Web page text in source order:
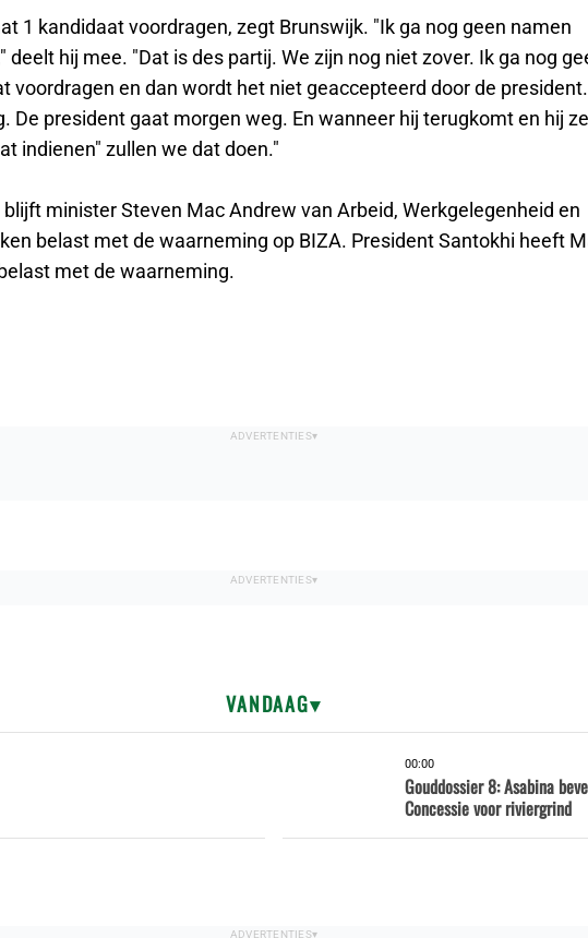
1 kandidaat voordragen, zegt Brunswijk. "Ik ga nog geen namen
deelt hij mee. "Dat is des partij. We zijn nog niet zover. Ik ga nog
voordragen en dan wordt het niet geaccepteerd door de
De president gaat morgen weg. En wanneer hij terugkomt en hij
indienen" zullen we dat doen."
minister Steven Mac Andrew van Arbeid, Werkgelegenheid en
belast met de waarneming op BIZA. President Santokhi heeft
met de waarneming.
VANDAAG
00:00
Gouddossier 8: Asabina
Concessie voor riviergrind